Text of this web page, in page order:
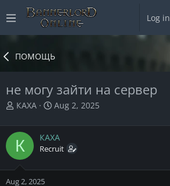
Log in
ПОМОЩЬ
не могу зайти на сервер
T
e
a
d
t
КАХА
S
r
t
a
Aug 2, 2025
К КАХА
Recruit
Aug 2, 2025